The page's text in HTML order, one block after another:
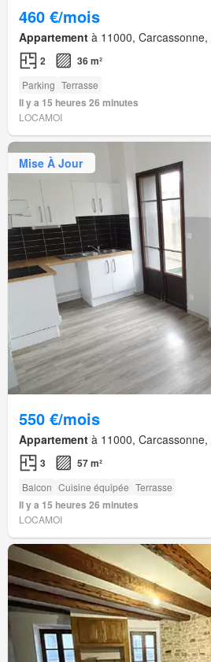
460 €/mois
Appartement à 11000,
2 36 m²
Parking Terrasse
Il y a 15 heures 26 minutes
LOCAMOI
Mise À Jour
550 €/mois
Appartement à 11000,
3 57 m²
Balcon Cuisine équipée Terrasse
Il y a 15 heures 26 minutes
LOCAMOI